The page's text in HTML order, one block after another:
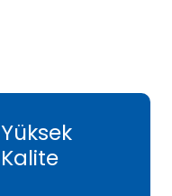
Yüksek
Kalite